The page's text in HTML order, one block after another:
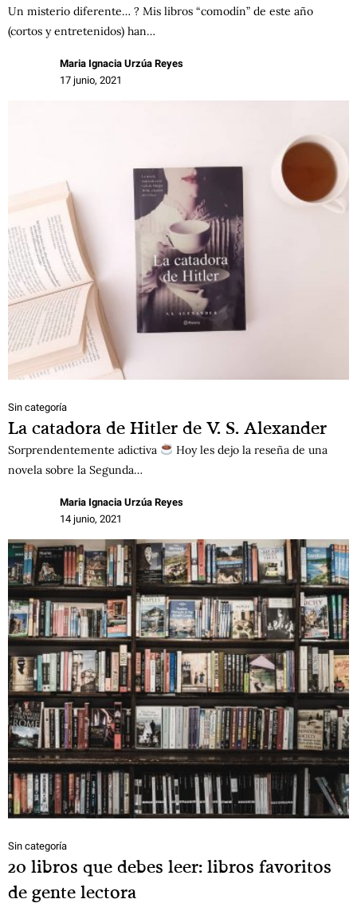
Un misterio diferente… ? Mis libros “comodín” de este año
(cortos y entretenidos) han…
Maria Ignacia Urzúa Reyes
17 junio, 2021
Sin categoría
La catadora de Hitler de V. S. Alexander
Sorprendentemente adictiva
Hoy les dejo la reseña de una
novela sobre la Segunda…
Maria Ignacia Urzúa Reyes
14 junio, 2021
Sin categoría
20 libros que debes leer: libros favoritos
de gente lectora